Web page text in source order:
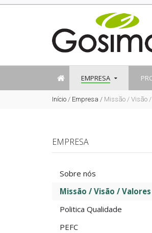
EMPRESA
Início / Empresa / Missão / Visão
EMPRESA
Sobre nós
Missão / Visão / Valores
Politica Qualidade
PEFC